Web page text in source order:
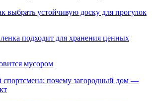
выбрать устойчивую доску для прогулок
подходит для хранения ценных
мусором
почему загородный дом —